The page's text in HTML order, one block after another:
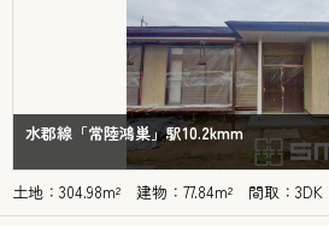
水郡線「常陸鴻巣」駅10.2kmm
土地：304.98m² 建物：77.84m² 間取：3DK